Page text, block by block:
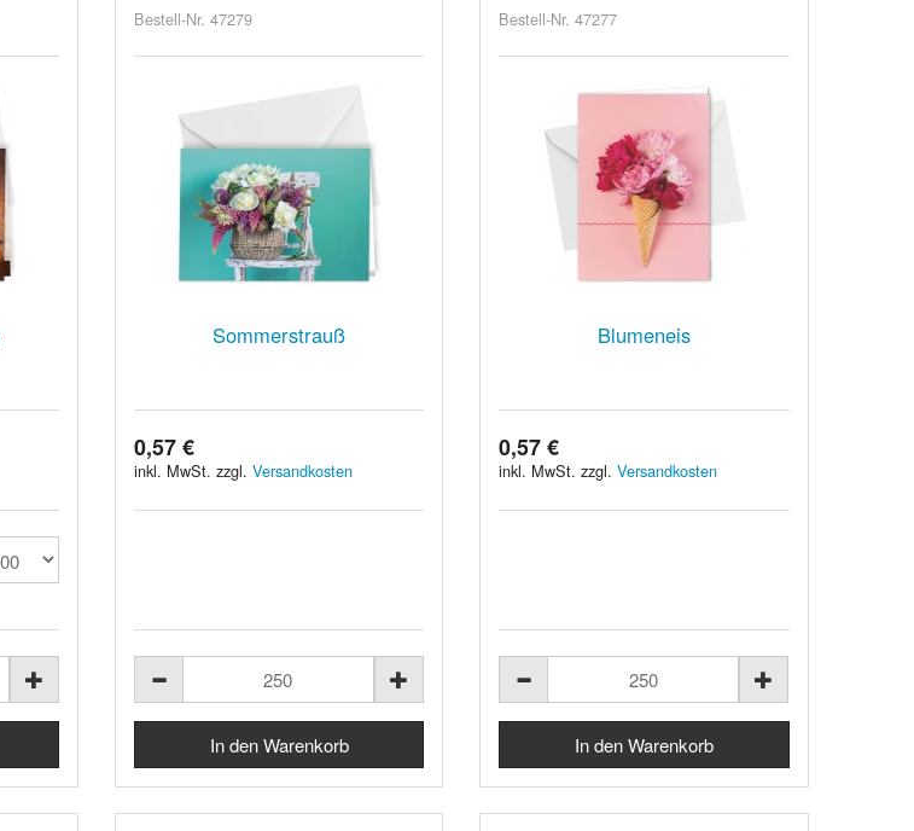
Bestell-Nr. 47279
Sommerstrauß
0,57 €
inkl. MwSt. zzgl. Versandkosten
Bestell-Nr. 47277
Blumeneis
0,57 €
inkl. MwSt. zzgl.Versandkosten